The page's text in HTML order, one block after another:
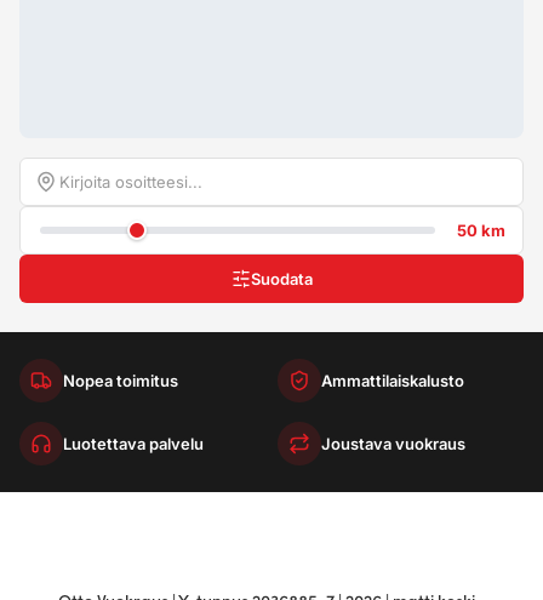
50 km
Suodata
Nopea toimitus Ammattilaiskalusto
Luotettava palvelu Joustava vuokraus